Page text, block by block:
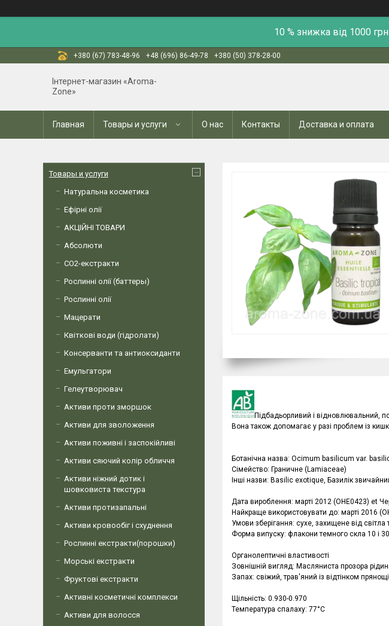
10 % знижка від 1000
+380 (67) 783-48-96 +48 (696) 86-49-78 +380 (50) 378-28-00
Інтернет-магазин «Aroma-
Zone»
Главная Товары и услуги О нас Контакты Доставка и оплата
Підбадьорливий і відновлювальний,
Вона також допомагає у разі проблем із
Ботанічна назва: Ocimum basilicum var.
Сімейство: Граничне (Lamiaceae)
Інші назви: Basilic exotique, Базилік
Дата вироблення: марті 2012 (OHE0423) et
Найкраще використовувати до: марті 2016
Умови зберігання: сухе, захищене від світла
Форма випуску: флакони темного скла 10 і
Органолептичні властивості
Зовнішній вигляд: Масляниста прозора
Запах: свіжий, трав'яний із відтінком
Щільність: 0.930-0.970
Температура спалаху: 77°C
Товары и услуги
Натуральна косметика
Ефірні олії
АКЦІЙНІ ТОВАРИ
Абсолюти
СО2-екстракти
Рослинні олії (баттеры)
Рослинні олії
Мацерати
Квіткові води (гідролати)
Консерванти та антиоксиданти
Емульгатори
Гелеутворювач
Активи проти зморшок
Активи для зволоження
Активи поживні і заспокійливі
Активи сяючий колір обличчя
Активи ніжний дотик і
шовковиста текстура
Активи протизапальні
Активи кровообіг і схуднення
Рослинні екстракти(порошки)
Морські екстракти
Фруктові екстракти
Активні косметичні комплекси
Активи для волосся